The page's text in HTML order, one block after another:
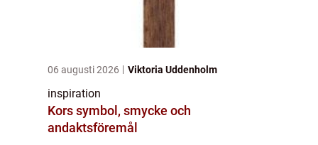
06 augusti 2026 Viktoria Uddenholm
inspiration
Kors symbol, smycke och
andaktsföremål